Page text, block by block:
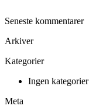
Seneste kommentarer
Arkiver
Kategorier
Ingen kategorier
Meta